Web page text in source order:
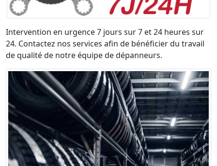
Intervention en urgence 7 jours sur 7 et 24 heures sur
24. Contactez nos services afin de bénéficier du travail
de qualité de notre équipe de dépanneurs.